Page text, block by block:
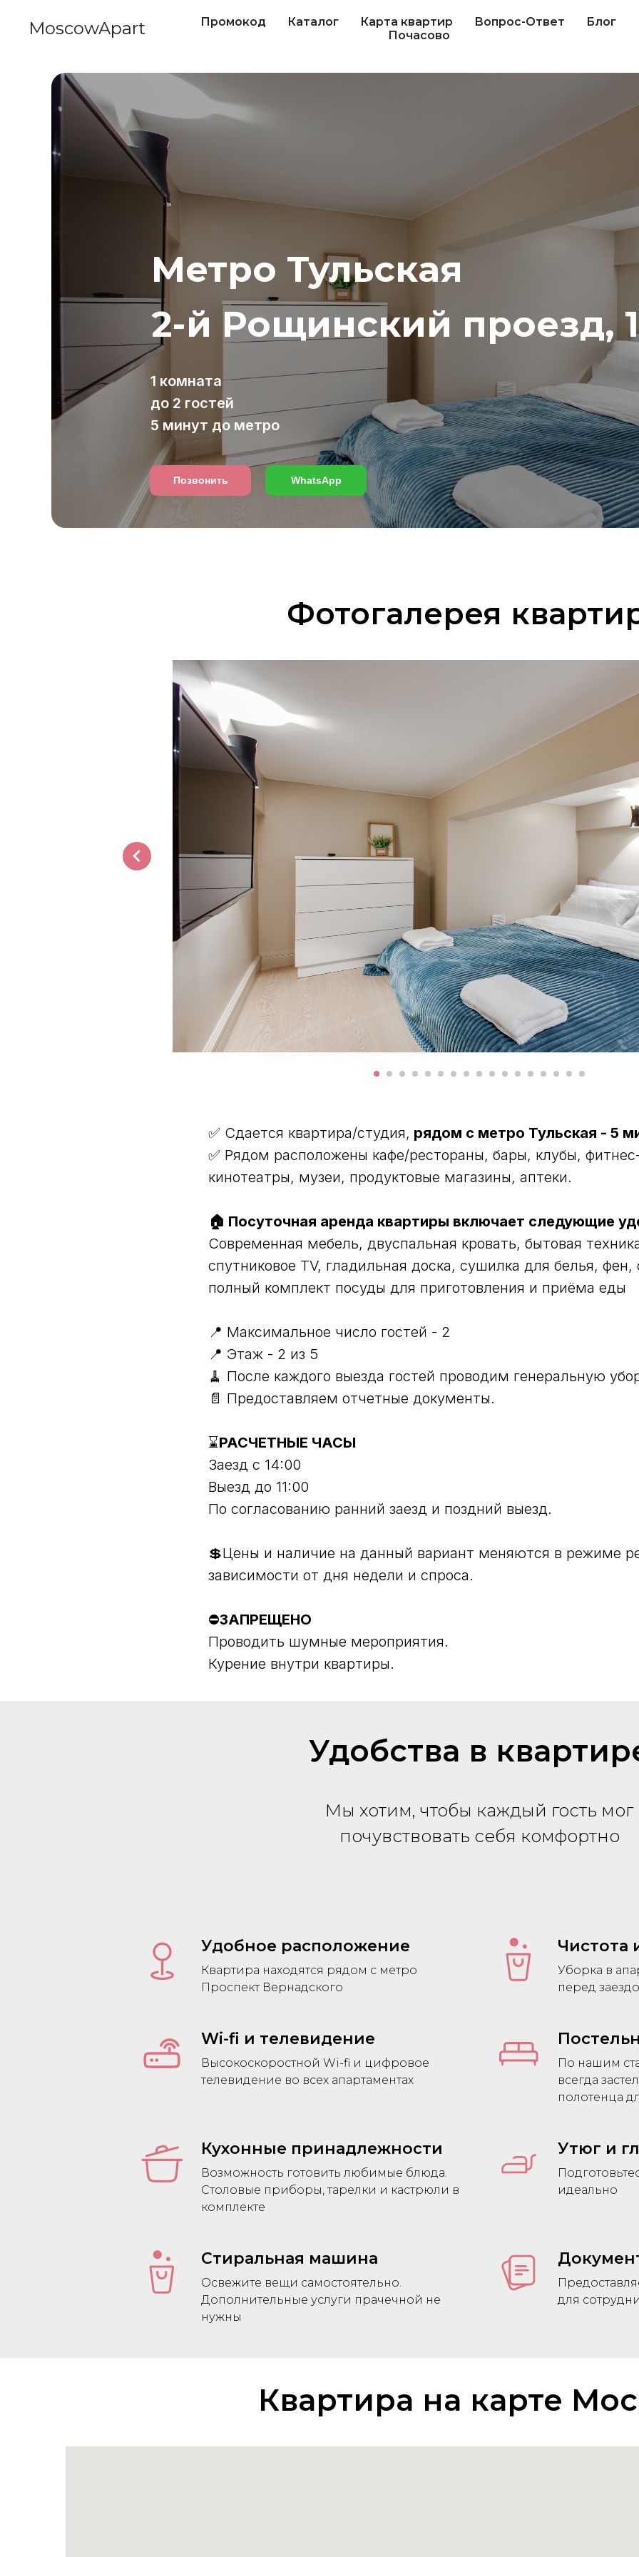
MoscowApart Промокод Каталог Карта квартир Вопрос-Ответ
Блог
Почасово
Метро Тульская
2-й Рощинский проезд,
1 комната
до 2 гостей
5 минут до метро
Позвонить WhatsApp
Фотогалерея
✅ Сдается квартира/студия, рядом с метро Тульская - 5
✅ Рядом расположены кафе/рестораны, бары, клубы,
кинотеатры, музеи, продуктовые магазины, аптеки.
🏠 Посуточная аренда квартиры включает следующие
Современная мебель, двуспальная кровать, бытовая
спутниковое TV, гладильная доска, сушилка для белья, фен,
полный комплект посуды для приготовления и приёма еды
📍 Максимальное число гостей - 2
📍 Этаж - 2 из 5
🧹 После каждого выезда гостей проводим генеральную
📄 Предоставляем отчетные документы.
⌛РАСЧЕТНЫЕ ЧАСЫ
Заезд с 14:00
Выезд до 11:00
По согласованию ранний заезд и поздний выезд.
💲Цены и наличие на данный вариант меняются в режиме
зависимости от дня недели и спроса.
⛔ЗАПРЕЩЕНО
Проводить шумные мероприятия.
Курение внутри квартиры.
Удобства в
Мы хотим, чтобы каждый гость мог
почувствовать себя комфортно
Удобное расположение
Квартира находятся рядом с метро
Проспект Вернадского
Чистота
Уборка в
перед
Wi-fi и телевидение
Высокоскоростной Wi-fi и цифровое
телевидение во всех апартаментах
По нашим
всегда
полотенца
Кухонные принадлежности
Возможность готовить любимые блюда.
Столовые приборы, тарелки и кастрюли в
комплекте
Утюг и
идеально
Стиральная машина
Освежите вещи самостоятельно.
Дополнительные услуги прачечной не
нужны
для
Квартира на карте